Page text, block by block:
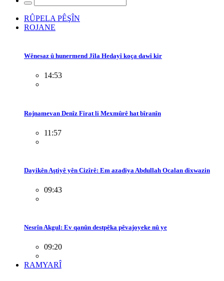
RÛPELA PÊŞÎN
ROJANE
Wênesaz û hunermend Jîla Hedayî koça dawî kir
14:53
Rojnamevan Denîz Firat li Mexmûrê hat bîranîn
11:57
Dayikên Aştiyê yên Cizîrê: Em azadiya Abdullah Ocalan dixwazin
09:43
Nesrîn Akgul: Ev qanûn destpêka pêvajoyeke nû ye
09:20
RAMYARÎ